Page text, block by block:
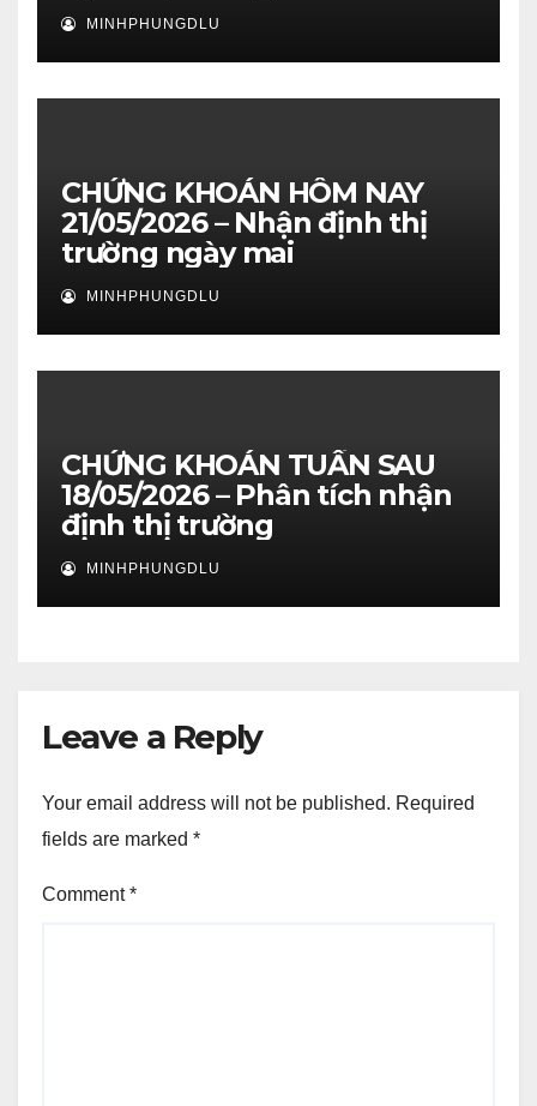
MINHPHUNGDLU
CHỨNG KHOÁN HÔM NAY
21/05/2026 – Nhận định thị
trường ngày mai
MINHPHUNGDLU
CHỨNG KHOÁN TUẦN SAU
18/05/2026 – Phân tích nhận
định thị trường
MINHPHUNGDLU
Leave a Reply
Your email address will not be published. Required
fields are marked *
Comment*